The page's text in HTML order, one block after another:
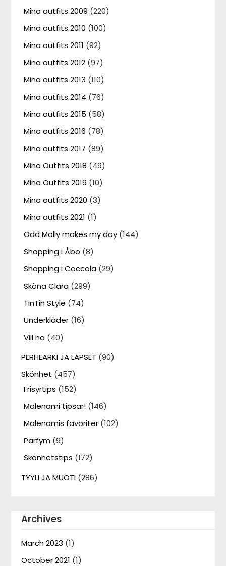
Mina outfits 2009 (220)
Mina outfits 2010 (100)
Mina outfits 2011 (92)
Mina outfits 2012 (97)
Mina outfits 2013 (110)
Mina outfits 2014 (76)
Mina outfits 2015 (58)
Mina outfits 2016 (78)
Mina outfits 2017 (89)
Mina Outfits 2018 (49)
Mina Outfits 2019 (10)
Mina outfits 2020 (3)
Mina outfits 2021 (1)
Odd Molly makes my day (144)
Shopping i Åbo (8)
Shopping i Coccola (29)
Sköna Clara (299)
TinTin Style (74)
Underkläder (16)
Vill ha (40)
PERHEARKI JA LAPSET (90)
Skönhet (457)
Frisyrtips (152)
Malenami tipsar! (146)
Malenamis favoriter (102)
Parfym (9)
Skönhetstips (172)
TYYLI JA MUOTI (286)
Archives
March 2023 (1)
October 2021 (1)